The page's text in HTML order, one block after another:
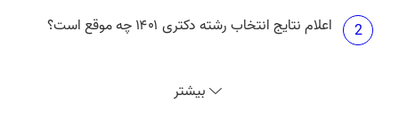
2 اعلام نتایج انتخاب رشته دکتری ۱۴۰۱ چه موقع است؟
بیشتر